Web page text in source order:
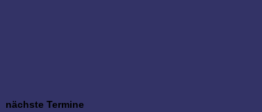
nächste Termine